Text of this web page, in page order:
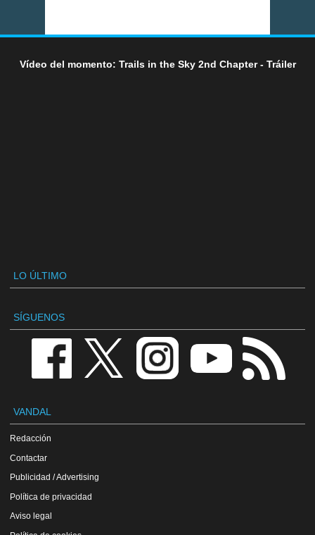
Vídeo del momento: Trails in the Sky 2nd Chapter - Tráiler
LO ÚLTIMO
SÍGUENOS
VANDAL
Redacción
Contactar
Publicidad / Advertising
Política de privacidad
Aviso legal